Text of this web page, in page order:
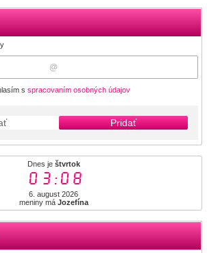
s spracovaním osobných údajov
Pridať
Dnes je štvrtok
03:08
6. august 2026
meniny má Jozefína